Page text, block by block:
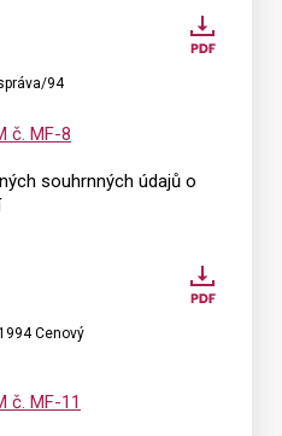
94
č. MF-8
souhrnných údajů o
Cenový
č. MF-11